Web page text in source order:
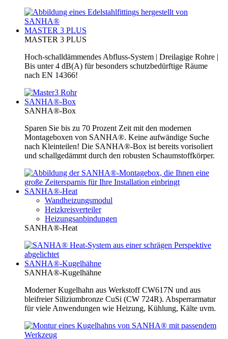
MASTER 3 PLUS
MASTER 3 PLUS
Hoch-schalldämmendes Abfluss-System | Dreilagige Rohre |
Bis unter 4 dB(A) für besonders schutzbedürftige Räume
nach EN 14366!
SANHA®-Box
SANHA®-Box
Sparen Sie bis zu 70 Prozent Zeit mit den modernen
Montageboxen von SANHA®. Keine aufwändige Suche
nach Kleinteilen! Die SANHA®-Box ist bereits vorisoliert
und schallgedämmt durch den robusten Schaumstoffkörper.
SANHA®-Heat
Wandheizungsmodul
Heizkreisverteiler
Heizungsanbindungen
SANHA®-Heat
SANHA®-Kugelhähne
SANHA®-Kugelhähne
Moderner Kugelhahn aus Werkstoff CW617N und aus
bleifreier Siliziumbronze CuSi (CW 724R). Absperrarmatur
für viele Anwendungen wie Heizung, Kühlung, Kälte uvm.